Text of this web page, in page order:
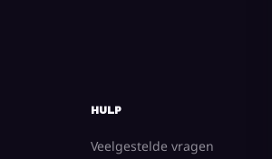
HULP
Veelgestelde vragen